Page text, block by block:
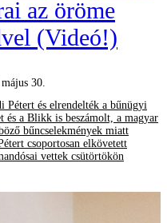
az öröme
(Videó!)
30.
Pétert és elrendelték a bűnügyi
a Blikk is beszámolt, a magyar
bűncselekmények miatt
csoportosan elkövetett
vettek csütörtökön